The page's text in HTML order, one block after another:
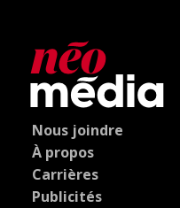
Nous joindre
À propos
Carrières
Publicités